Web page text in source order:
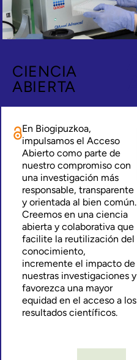
CIENCIA
ABIERTA
En Biogipuzkoa,
impulsamos el Acceso
Abierto como parte de
nuestro compromiso con
una investigación más
responsable, transparente
y orientada al bien común.
Creemos en una ciencia
abierta y colaborativa que
facilite la reutilización del
conocimiento,
incremente el impacto de
nuestras investigaciones y
favorezca una mayor
equidad en el acceso a los
resultados científicos.